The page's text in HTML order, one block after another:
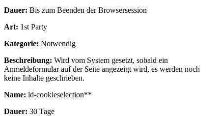
Dauer: Bis zum Beenden der Browsersession
Art: 1st Party
Kategorie: Notwendig
Beschreibung: Wird vom System gesetzt, sobald ein
Anmeldeformular auf der Seite angezeigt wird, es werden noch
keine Inhalte geschrieben.
Name: ld-cookieselection**
Dauer: 30 Tage